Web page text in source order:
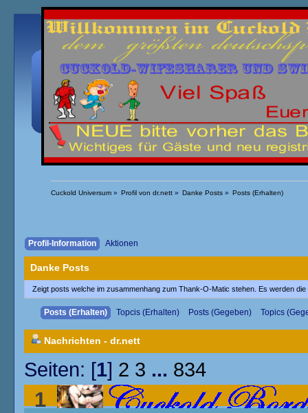
Übersicht Kalender Einloggen Registrieren
Cuckold Universum» Profil von dr.nett» Danke Posts» Posts (Erhalten)
Profil-Information Aktionen
Danke Posts
Zeigt posts welche im zusammenhang zum Thank-O-Matic stehen. Es werden die
Posts (Erhalten) Topcis (Erhalten) Posts (Gegeben) Topics
Nachrichten - dr.nett
Seiten: [1] 2 3 ... 834
1